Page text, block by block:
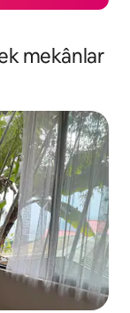
mekânlar